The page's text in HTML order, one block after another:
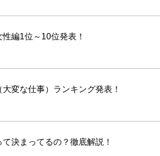
編1位～10位発表！
変な仕事）ランキング発表！
決まってるの？徹底解説！